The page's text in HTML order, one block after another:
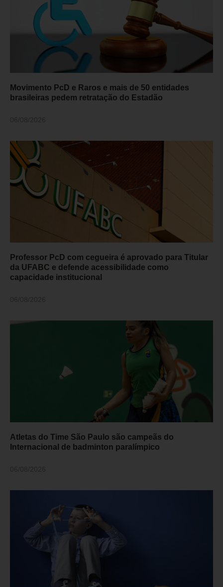
Movimento PcD e Raros e mais de 50 entidades
brasileiras pedem retratação do Estadão
Professor PcD com cegueira é aprovado para Titular
da UFABC e defende acessibilidade como
capacidade institucional
Atletas do Time São Paulo são campeãs do
Internacional de badminton paralímpico